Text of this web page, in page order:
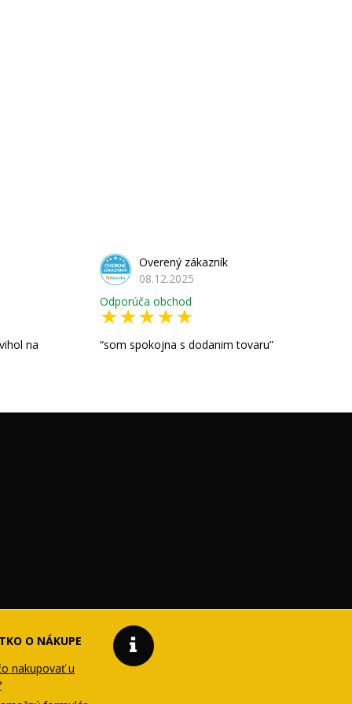
na
Overený zákazník
08.12.2025
Odporúča obchod
som spokojna s dodanim tovaru
O NÁKUPE
nakupovať u